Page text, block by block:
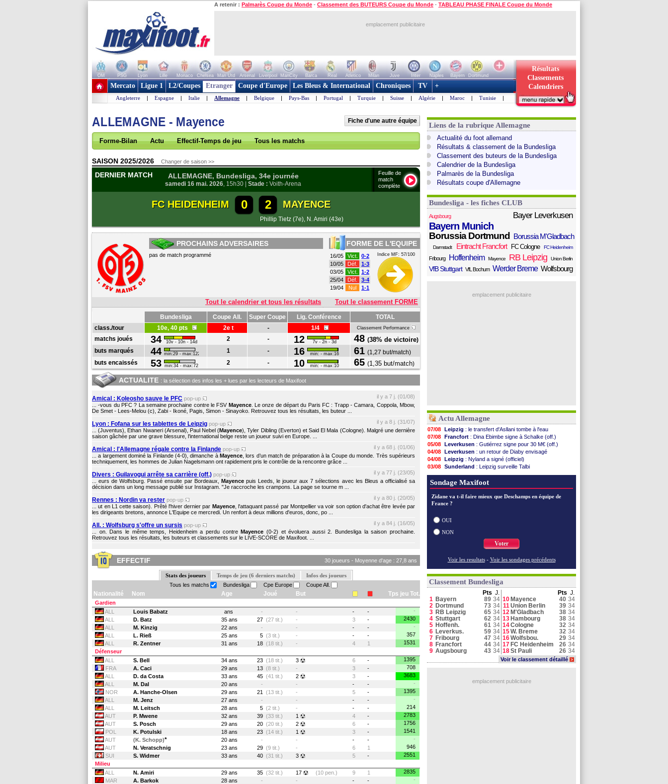
A retenir : Palmarès Coupe du Monde - Classement des BUTEURS Coupe du Monde - TABLEAU PHASE FINALE Coupe du Monde
emplacement publicitaire
OM PSG Lyon Lille Monaco Chelsea Man Utd Arsenal Liverpool ManCity Barca Real Atletico Milan Juve Inter Naples Bayern
Dortmund
+ de clubs
Résultats
Classements
Calendriers
Mercato Ligue 1 L2/Coupes Etranger Coupe d'Europe Les Bleus & International Chroniques TV +
Angleterre | Espagne | Italie | Allemagne | Belgique | Pays-Bas | Portugal | Turquie | Suisse | Algérie | Maroc | Tunisie |
ALLEMAGNE - Mayence Fiche d'une autre équipe
Forme-Bilan Actu Effectif-Temps de jeu Tous les matchs
SAISON 2025/2026
Changer de saison >>
Feuille de
match
complète
DERNIER MATCH ALLEMAGNE, Bundesliga, 34e journée
samedi 16 mai. 2026, 15h30 | Stade : Voith-Arena
FC HEIDENHEIM 0 2 MAYENCE
Phillip Tietz (7e), N. Amiri (43e)
PROCHAINS ADVERSAIRES
pas de match programmé
FORME DE L'EQUIPE
Indice MF: 57/100
16/05 Vict.
0-2
10/05
Déf.
1-3
03/05
Vict.
1-2
25/04
Déf.
3-4
19/04
Nul 1-1
Tout le calendrier et tous les résultats Tout le classement FORME
Bundesliga Coupe All. Super Coupe Lig. Conférence
TOTAL
class./tour
10e, 40 pts 2e t - 1/4 Classement Performance
matchs joués 34 10v - 10n - 14d 2 - 12 7v - 2n - 3d 48 (38% de victoire)
buts marqués
44 min:29 - max:122 1 - 16 min: - max:16 61 (1,27 but/match)
buts encaissés
53 min:34 - max:72 2 - 10 min: - max:10 65 (1,35 but/match)
ACTUALITE : la sélection des infos les + lues par les lecteurs de Maxifoot
Amical : Koleosho sauve le PFC pop-up
il y a 7 j. (01/08)
... -vous du PFC ? La semaine prochaine contre le FSV Mayence. Le onze de départ du Paris FC : Trapp - Camara, Coppola, Mbow,
De Smet - Lees-Melou (c), Zabi - Ikoné, Pagis, Simon - Sinayoko. Retrouvez tous les résultats, les buteur ...
Lyon : Fofana sur les tablettes de Leipzig pop-up
il y a 8 j. (31/07)
... (Juventus), Ethan Nwaneri (Arsenal), Paul Nebel (Mayence), Tyler Dibling (Everton) et Said El Mala (Cologne). Malgré une dernière
saison gâchée par une grave blessure, l'international belge reste un joueur suivi en Europe. ...
Amical : l'Allemagne régale contre la Finlande pop-up
il y a 68 j. (01/06)
... a largement dominé la Finlande (4-0), dimanche à Mayence , lors d’un match de préparation à la Coupe du monde. Très supérieurs
techniquement, les hommes de Julian Nagelsmann ont rapidement pris le contrôle de la rencontre grâce ...
Divers : Guilavogui arrête sa carrière (off.) pop-up
il y a 77 j. (23/05)
... eurs de Wolfsburg. Passé ensuite par Bordeaux, Mayencepuis Leeds, le joueur aux 7 sélections avec les Bleus a officialisé sa
décision dans un long message publié sur Instagram. "Je raccroche les crampons. La page se tourne m ...
Rennes : Nordin va rester pop-up
il y a 80 j. (20/05)
... ut en L1 cette saison). Prêté l'hiver dernier par Mayence, l'attaquant passé par Montpellier va voir son option d'achat être levée par
les dirigeants bretons, annonce L'Equipe ce mercredi. Un renfort à deux millions d'euros, donc, po ...
All. : Wolfsburg s'offre un sursis pop-up
il y a 84 j. (16/05)
... on. Dans le même temps, Heidenheim a perdu contreMayence (0-2) et évoluera aussi 2. Bundesliga la saison prochaine.
Retrouvez tous les résultats, les buteurs et classements sur le LIVE-SCORE de Maxifoot. ...
EFFECTIF 30 joueurs - Moyenne d'age : 27,8 ans
Stats des joueurs Temps de jeu (6 derniers matchs)
Infos des joueurs
Tous les matchs
Bundesliga Cpe Europe Coupe All.
Nationalité Nom Age Joué But Tps jeu Tot.
Gardien
ALL
Louis Babatz ans - - - -
-
ALL
D. Batz 35 ans 27 (27 tit.) - 3 -
2430
ALL
M. Kinzig 22 ans - - - -
-
ALL
L. Rieß 25 ans 5 (3 tit.) - - -
357
ALL
R. Zentner 31 ans 18 (18 tit.) - 4 1
1531
Défenseur
ALL
S. Bell 34 ans 23 (18 tit.) 3 6 -
1395
FRA
A. Caci 29 ans 13 (8 tit.) - 3 -
708
ALL
D. da Costa 33 ans 45 (41 tit.) 2 3 -
3683
ALL
M. Dal 20 ans - - - -
-
NOR
A. Hanche-Olsen 29 ans 21 (13 tit.) - 5 -
1395
ALL
M. Jenz 27 ans - - - -
-
ALL
M. Leitsch 28 ans 5 (2 tit.) - - -
214
AUT
P. Mwene 32 ans 39 (33 tit.) 1 4 -
2783
AUT
S. Posch 29 ans 20 (20 tit.) 2 6 -
1756
POL
K. Potulski 18 ans 23 (14 tit.) 1 3 -
1541
AUT
(K. Schopp)* 20 ans - - - -
-
AUT
N. Veratschnig 23 ans 29 (9 tit.) - 6 1
946
SUI
S. Widmer 33 ans 40 (31 tit.) 3 5 -
2551
Milieu
ALL
N. Amiri 29 ans 35 (32 tit.) 17 (10 pen.) 9 1
2835
MAR
A. Barkok 28 ans - - - -
-
Liens de la rubrique Allemagne
Actualité du foot allemand
Résultats & classement de la Bundesliga
Classement des buteurs de la Bundesliga
Calendrier de la Bundesliga
Palmarès de la Bundesliga
Résultats coupe d'Allemagne
Bundesliga - les fiches CLUB
Augsbourg Bayer Leverkusen
Bayern Munich
Borussia Dortmund Borussia M'Gladbach
Darmstadt Eintracht Francfort FC Cologne FC Heidenheim
Fribourg Hoffenheim Mayence RB Leipzig Union Berlin
VfB Stuttgart VfL Bochum Werder Breme Wolfsbourg
emplacement publicitaire
Actu Allemagne
07/08 Leipzig : le transfert d'Asllani tombe à l'eau
07/08 Francfort : Dina Ebimbe signe à Schalke (off.)
05/08 Leverkusen : Gutiérrez signe pour 30 M€ (off.)
04/08 Leverkusen : un retour de Diaby envisagé
04/08 Leipzig : Nyland a signé (officiel)
03/08 Sunderland : Leipzig surveille Talbi
03/08 Bayern: Eberl prévient les indésirables
03/08 Dortmund: Karetsas signe pour 33 M€ (off.)
03/08 Hoffenheim: Daghim pour 13 M€ (officiel)
02/08 Naples: direction Schalke 04 pour Lindstrøm
02/08 Dortmund
01/08
Leipzig
30/07
Bayern
Voir toutes les brèves
Sondage Maxifoot
Zidane va t-il faire mieux que Deschamps en équipe de
France ?
OUI
NON
Voter
Voir les resultats - Voir les sondages précédents
Classement Bundesliga
Pts J. Pts J.
1 Bayern 89 34 10 Mayence 40 34
2 Dortmund 73 34 11Union Berlin 39 34
3 RB Leipzig 65 34 12 M'Gladbach 38 34
4 Stuttgart 62 34 13 Hambourg 38 34
5 Hoffenh. 61 34 14Cologne 32 34
6 Leverkus. 59 34 15W. Breme 32 34
7 Fribourg 47 34 16Wolfsbou. 29 34
8 Francfort 44 34 17 FC Heidenheim 26 34
9 Augsbourg 43 34 18St Pauli 26 34
Voir le classement détaillé >
emplacement publicitaire